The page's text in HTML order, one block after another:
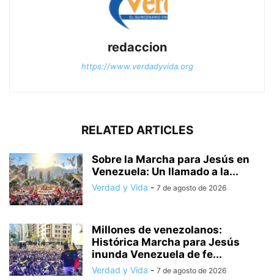
redaccion
https://www.verdadyvida.org
RELATED ARTICLES
Sobre la Marcha para Jesús en
Venezuela: Un llamado a la...
Verdad y Vida - 7 de agosto de 2026
Millones de venezolanos:
Histórica Marcha para Jesús
inunda Venezuela de fe...
Verdad y Vida - 7 de agosto de 2026